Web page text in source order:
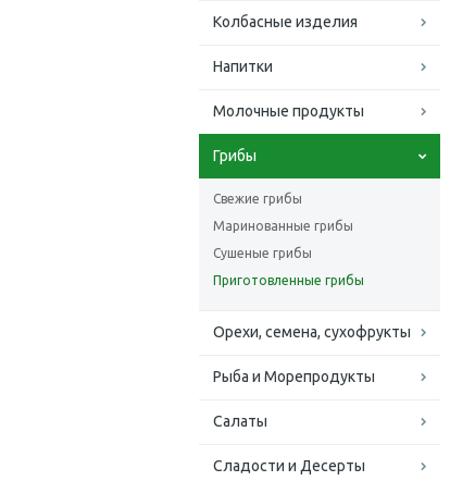
Колбасные изделия
Напитки
Молочные продукты
Грибы
Свежие грибы
Маринованные грибы
Сушеные грибы
Приготовленные грибы
Орехи, семена, сухофрукты
Рыба и Морепродукты
Салаты
Сладости и Десерты